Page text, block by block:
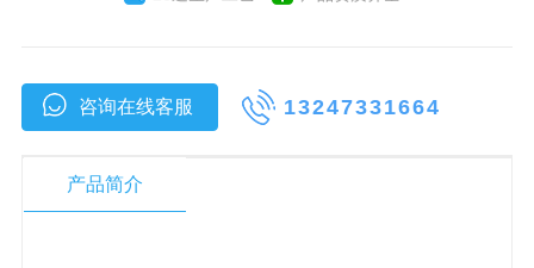
咨询在线客服 13247331664
产品简介